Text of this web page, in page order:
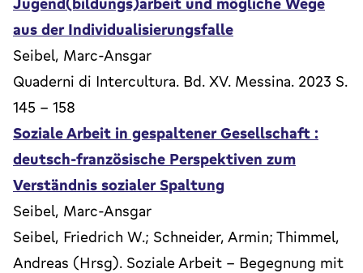
aus der Individualisierungsfalle
Seibel, Marc-Ansgar
Quaderni di Intercultura. Bd. XV. Messina. 2023 S.
145 - 158
Soziale Arbeit in gespaltener Gesellschaft :
deutsch-französische Perspektiven zum
Verständnis sozialer Spaltung
Seibel, Marc-Ansgar
Seibel, Friedrich W.; Schneider, Armin; Thimmel,
Andreas (Hrsg). Soziale Arbeit - Begegnung mit